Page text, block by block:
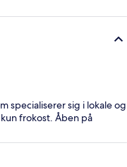
specialiserer sig i lokale og
frokost. Åben på